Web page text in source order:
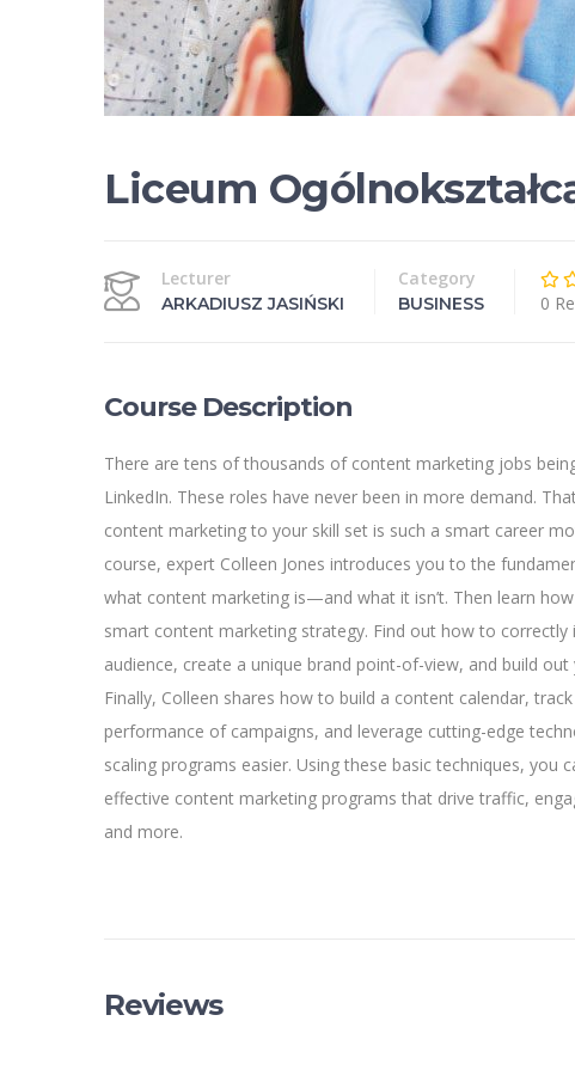
Liceum
Lecturer
ARKADIUSZ JASIŃSKI
Category
BUSINESS 0
Course Description
There are tens of thousands of content marketing jobs
LinkedIn. These roles have never been in more demand.
content marketing to your skill set is such a smart career
course, expert Colleen Jones introduces you to the
what content marketing is—and what it isn’t. Then learn
smart content marketing strategy. Find out how to correctly
audience, create a unique brand point-of-view, and build
Finally, Colleen shares how to build a content calendar,
performance of campaigns, and leverage cutting-edge
scaling programs easier. Using these basic techniques, you
effective content marketing programs that drive traffic,
and more.
Reviews